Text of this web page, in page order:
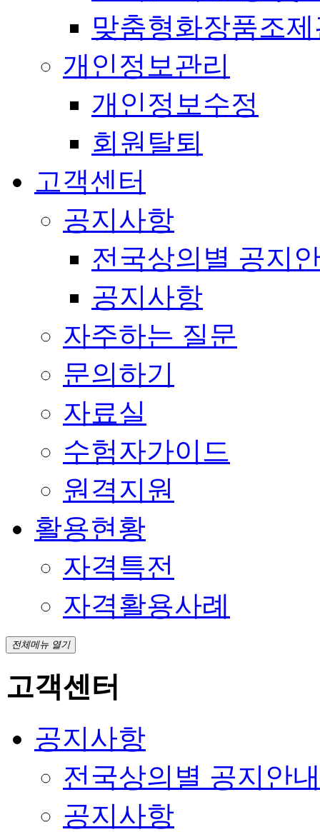
맞춤형화장품조
개인정보관리
개인정보수정
회원탈퇴
고객센터
공지사항
전국상의별 공지
공지사항
자주하는 질문
문의하기
자료실
수험자가이드
원격지원
활용현황
자격특전
자격활용사례
전체메뉴 열기
고객센터
공지사항
전국상의별 공지안내
공지사항